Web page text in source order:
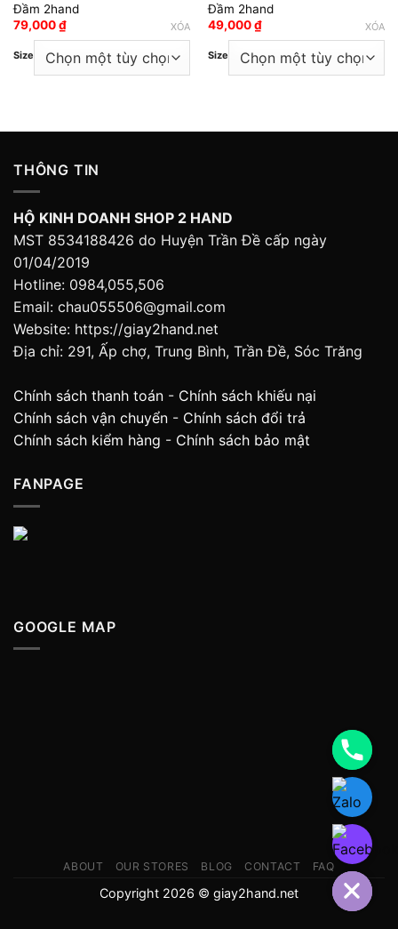
Đầm 2hand
79,000₫
Size
XÓA
Đầm 2hand
49,000₫
Size
XÓA
THÔNG TIN
HỘ KINH DOANH SHOP 2 HAND
MST 8534188426 do Huyện Trần Đề cấp ngày
01/04/2019
Hotline: 0984,055,506
Email: chau055506@gmail.com
Website: https://giay2hand.net
Địa chỉ: 291, Ấp chợ, Trung Bình, Trần Đề, Sóc Trăng
Chính sách thanh toán - Chính sách khiếu nại
Chính sách vận chuyển - Chính sách đổi trả
Chính sách kiểm hàng - Chính sách bảo mật
FANPAGE
GOOGLE MAP
ABOUT OUR STORES BLOG CONTACT FAQ
Copyright 2026 © giay2hand.net